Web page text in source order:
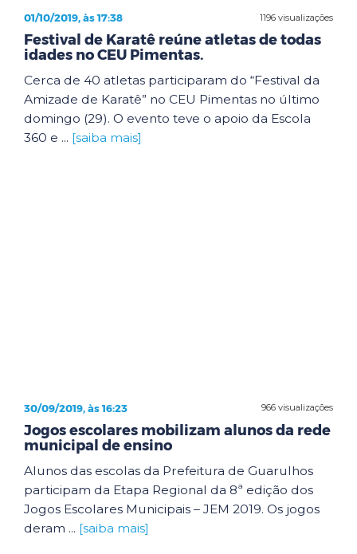
1196 visualizações
01/10/2019, às 17:38
Festival de Karatê reúne atletas de todas
idades no CEU Pimentas.
Cerca de 40 atletas participaram do “Festival da
Amizade de Karatê” no CEU Pimentas no último
domingo (29). O evento teve o apoio da Escola
360 e ... [saiba mais]
966 visualizações
30/09/2019, às 16:23
Jogos escolares mobilizam alunos da rede
municipal de ensino
Alunos das escolas da Prefeitura de Guarulhos
participam da Etapa Regional da 8ª edição dos
Jogos Escolares Municipais – JEM 2019. Os jogos
deram ... [saiba mais]